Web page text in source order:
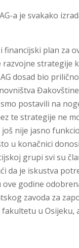
a je svakako
financijski plan za
strategije
dosad bio
postavili na
te strategije ne
nije jasno
u konačnici
grupi svi su
da je iskustva
ove godine
zavoda za
u Osijeku,